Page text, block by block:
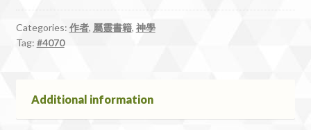
Categories: 作者, 屬靈書籍, 神學
Tag: #4070
Additional information